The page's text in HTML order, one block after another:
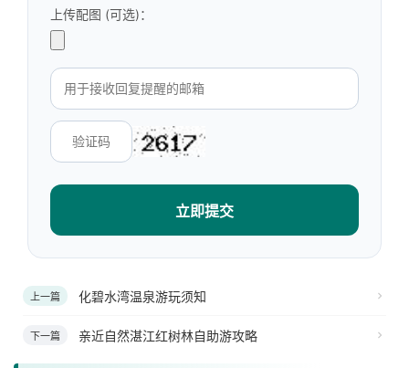
上传配图 (可选)：
立即提交
上一篇 化碧水湾温泉游玩须知
下一篇 亲近自然湛江红树林自助游攻略